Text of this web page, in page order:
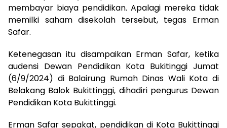
membayar biaya pendidikan. Apalagi mereka tidak
memilki saham disekolah tersebut, tegas Erman
Safar.
Ketenegasan itu disampaikan Erman Safar, ketika
audensi Dewan Pendidikan Kota Bukitinggi Jumat
(6/9/2024) di Balairung Rumah Dinas Wali Kota di
Belakang Balok Bukittinggi, dihadiri pengurus Dewan
Pendidikan Kota Bukittinggi.
Erman Safar sepakat, pendidikan di Kota Bukittinggi